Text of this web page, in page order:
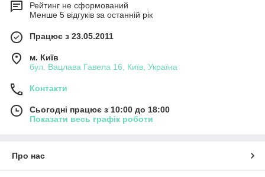
Рейтинг не сформований
Менше 5 відгуків за останній рік
Працює з 23.05.2011
м. Київ
бул. Вацлава Гавела 16, Київ, Україна
Контакти
Сьогодні працює з 10:00 до 18:00
Показати весь графік роботи
Про нас